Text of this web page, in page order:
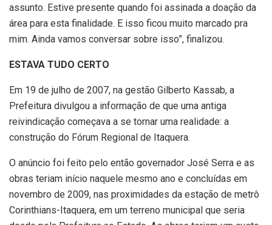
assunto. Estive presente quando foi assinada a doação da
área para esta finalidade. E isso ficou muito marcado pra
mim. Ainda vamos conversar sobre isso”, finalizou.
ESTAVA TUDO CERTO
Em 19 de julho de 2007, na gestão Gilberto Kassab, a
Prefeitura divulgou a informação de que uma antiga
reivindicação começava a se tornar uma realidade: a
construção do Fórum Regional de Itaquera.
O anúncio foi feito pelo então governador José Serra e as
obras teriam início naquele mesmo ano e concluídas em
novembro de 2009, nas proximidades da estação de metrô
Corinthians-Itaquera, em um terreno municipal que seria